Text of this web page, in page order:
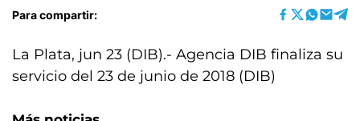
Para compartir:
La Plata, jun 23 (DIB).- Agencia DIB finaliza su
servicio del 23 de junio de 2018 (DIB)